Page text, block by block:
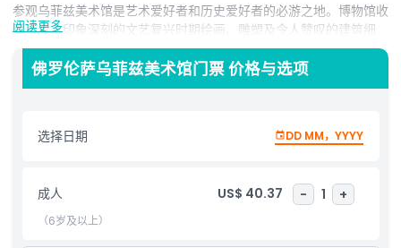
参观乌菲兹美术馆是艺术爱好者和历史爱好者的必游之地。博物馆收
藏了令人印象深刻的文艺复兴时期绘画、雕塑及令人赞叹的建筑细
节。拥有您的乌菲兹美术馆门票，您可以漫步在装饰华丽的展厅，欣
赏波提切利的《维纳斯的诞生》和《春》这类标志性画作。乌菲兹美
术馆的每个房间都满载着讲述意大利艺术和文化故事的艺术珍品。
让您可以尽情欣赏艺术品而无需浪费时间排队。博物馆毗邻佛罗伦萨
乌菲兹美术馆门票为您打开了一扇通往艺术美与历史的世界之门。不
论您是热爱文艺复兴艺术还是想体验佛罗伦萨的文化底蕴，参观乌菲
兹美术馆都将是一次难忘的体验。
阅读更多
佛罗伦萨乌菲兹美术馆门票 价格与选项
选择日期 DD MM，YYYY
成人 US$ 40.37 - 1 +
（6岁及以上）